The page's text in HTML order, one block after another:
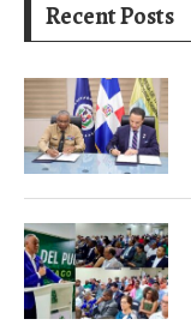
Recent Posts